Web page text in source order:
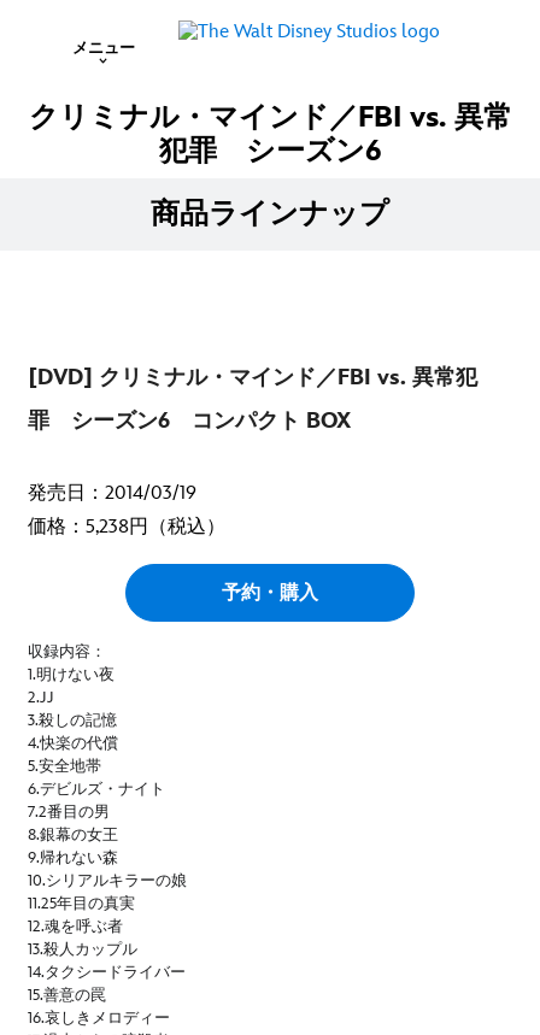
メニュー
クリミナル・マインド／FBI vs. 異常
犯罪 シーズン6
商品ラインナップ
[DVD] クリミナル・マインド／FBI vs. 異常犯
罪 シーズン6 コンパクト BOX
発売日：2014/03/19
価格：5,238円（税込）
予約・購入
収録内容：
1.明けない夜
2.JJ
3.殺しの記憶
4.快楽の代償
5.安全地帯
6.デビルズ・ナイト
7.2番目の男
8.銀幕の女王
9.帰れない森
10.シリアルキラーの娘
11.25年目の真実
12.魂を呼ぶ者
13.殺人カップル
14.タクシードライバー
15.善意の罠
16.哀しきメロディー